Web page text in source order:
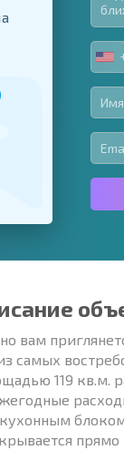
Подписаться
+1
вам
самых
119